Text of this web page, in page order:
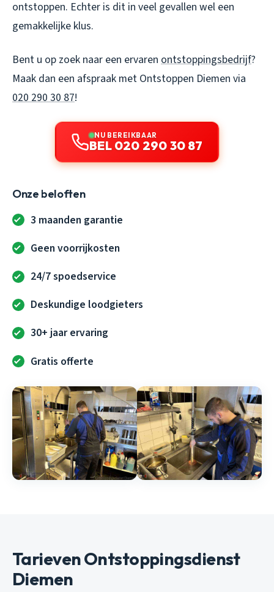
ontstoppen. Echter is dit in veel gevallen wel een
gemakkelijke klus.
Bent u op zoek naar een ervaren ontstoppingsbedrijf?
Maak dan een afspraak met Ontstoppen Diemen via
020 290 30 87!
NU BEREIKBAAR
BEL 020 290 30 87
Onze beloften
3 maanden garantie
Geen voorrijkosten
24/7 spoedservice
Deskundige loodgieters
30+ jaar ervaring
Gratis offerte
Tarieven Ontstoppingsdienst
Diemen